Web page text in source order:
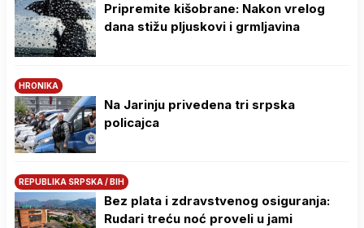
Pripremite kišobrane: Nakon vrelog
dana stižu pljuskovi i grmljavina
HRONIKA
Na Јarinju privedena tri srpska
policajca
REPUBLIKA SRPSKA / BIH
Bez plata i zdravstvenog osiguranja:
Rudari treću noć proveli u jami